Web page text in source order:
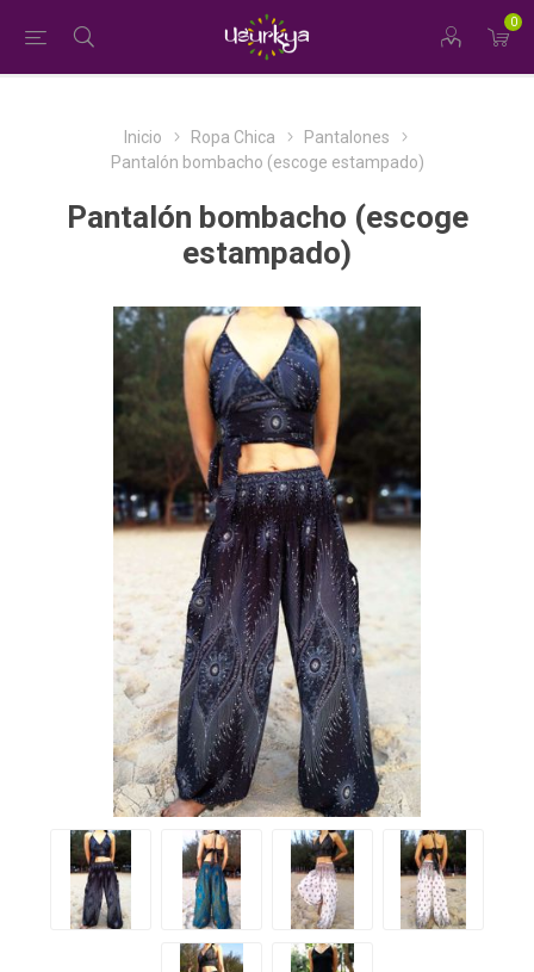
0
Inicio Ropa Chica
Pantalones
Pantalón bombacho (escoge estampado)
Pantalón bombacho (escoge
estampado)